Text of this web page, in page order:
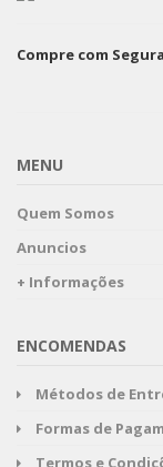
Compre com
MENU
Quem Somos
Anuncios
+ Informações
ENCOMENDAS
Métodos de
Formas de
Termos e